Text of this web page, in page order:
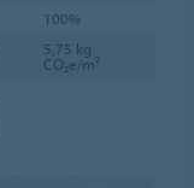
100%
5,75 kg
CO₂e/m²